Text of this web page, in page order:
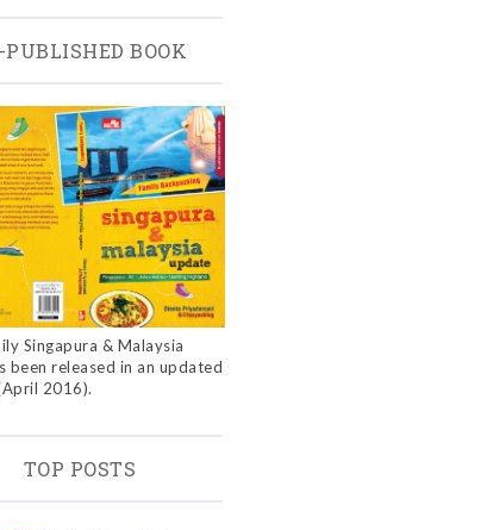
PUBLISHED BOOK
Singapura & Malaysia
been released in an updated
2016).
TOP POSTS